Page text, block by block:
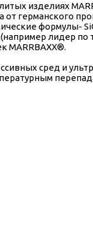
изделиях
германского
формулы-
лидер по
МАRRВАХХ®.
сред и